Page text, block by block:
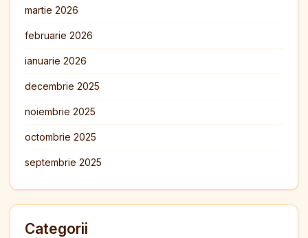
martie 2026
februarie 2026
ianuarie 2026
decembrie 2025
noiembrie 2025
octombrie 2025
septembrie 2025
Categorii